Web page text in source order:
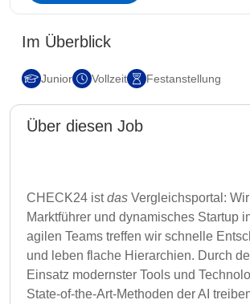
Im Überblick
Junior Vollzeit Festanstellung
Über diesen Job
CHECK24 istdas Vergleichsportal:
Marktführer und dynamisches Startup
agilen Teams treffen wir schnelle
und leben flache Hierarchien. Durch
Einsatz modernster Tools und
State-of-the-Art-Methoden der AI